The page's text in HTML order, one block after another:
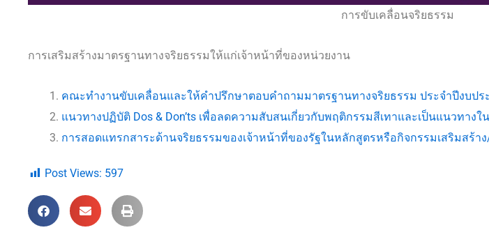
การขับเคลื่อนจริยธรรม
การเสริมสร้างมาตรฐานทางจริยธรรมให้แก่เจ้าหน้าที่ของหน่วยงาน
คณะทำงานขับเคลื่อนและให้คำปรึกษาตอบคำถามมาตรฐานทางจริยธรรม ประจำปีงบป
แนวทางปฏิบัติ Dos & Don’ts เพื่อลดความสับสนเกี่ยวกับพฤติกรรมสีเทาและเป็นแนวทาง
การสอดแทรกสาระด้านจริยธรรมของเจ้าหน้าที่ของรัฐในหลักสูตรหรือกิจกรรมเสริมสร้า
Post Views: 597